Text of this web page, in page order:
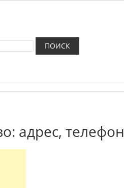
адрес, телефон